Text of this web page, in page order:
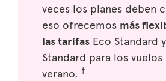
veces los planes deben
eso ofrecemos más
las tarifas Eco Standard
Standard para los
verano. †